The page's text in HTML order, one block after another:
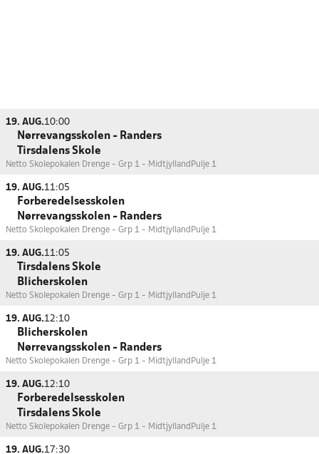
19. AUG.10:00
Nørrevangsskolen - Randers
Tirsdalens Skole
Netto Skolepokalen Drenge - Grp 1 - Midtjylland Pulje 1
19. AUG.11:05
Forberedelsesskolen
Nørrevangsskolen - Randers
Netto Skolepokalen Drenge - Grp 1 - Midtjylland Pulje 1
19. AUG.11:05
Tirsdalens Skole
Blicherskolen
Netto Skolepokalen Drenge - Grp 1 - Midtjylland Pulje 1
19. AUG.12:10
Blicherskolen
Nørrevangsskolen - Randers
Netto Skolepokalen Drenge - Grp 1 - Midtjylland Pulje 1
19. AUG.12:10
Forberedelsesskolen
Tirsdalens Skole
Netto Skolepokalen Drenge - Grp 1 - Midtjylland Pulje 1
19. AUG.17:30